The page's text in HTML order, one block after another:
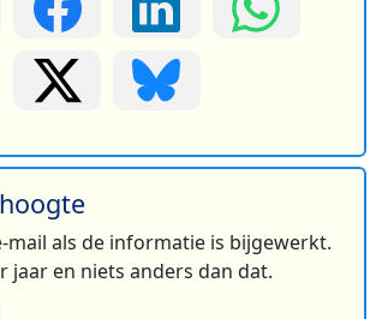
mail als de informatie is bijgewerkt.
jaar en niets anders dan dat.